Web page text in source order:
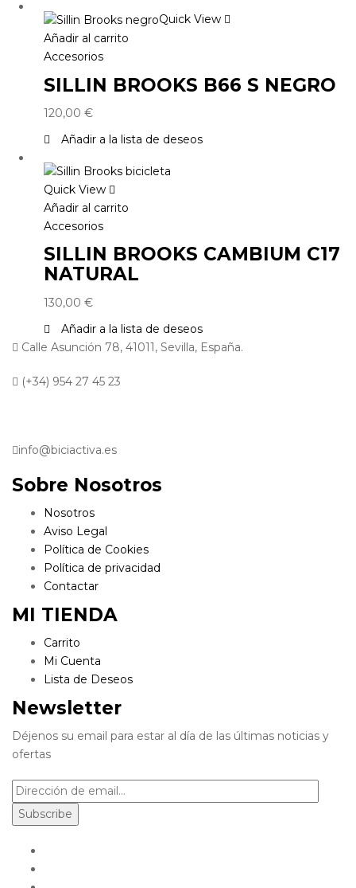
Quick View
Añadir al carrito
Accesorios
SILLIN BROOKS B66 S NEGRO
120,00 €
Añadir a la lista de deseos
Quick View
Añadir al carrito
Accesorios
SILLIN BROOKS CAMBIUM C17
NATURAL
130,00 €
Añadir a la lista de deseos
Calle Asunción 78, 41011, Sevilla, España.
(+34) 954 27 45 23
info@biciactiva.es
Sobre Nosotros
Nosotros
Aviso Legal
Política de Cookies
Política de privacidad
Contactar
MI TIENDA
Carrito
Mi Cuenta
Lista de Deseos
Newsletter
Déjenos su email para estar al día de las últimas noticias y
ofertas